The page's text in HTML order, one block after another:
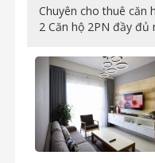
Chuyên cho thuê căn
2 Căn hộ 2PN đầy